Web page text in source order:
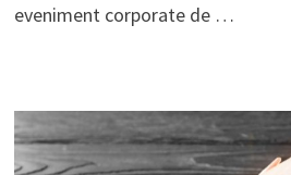
eveniment corporate de …